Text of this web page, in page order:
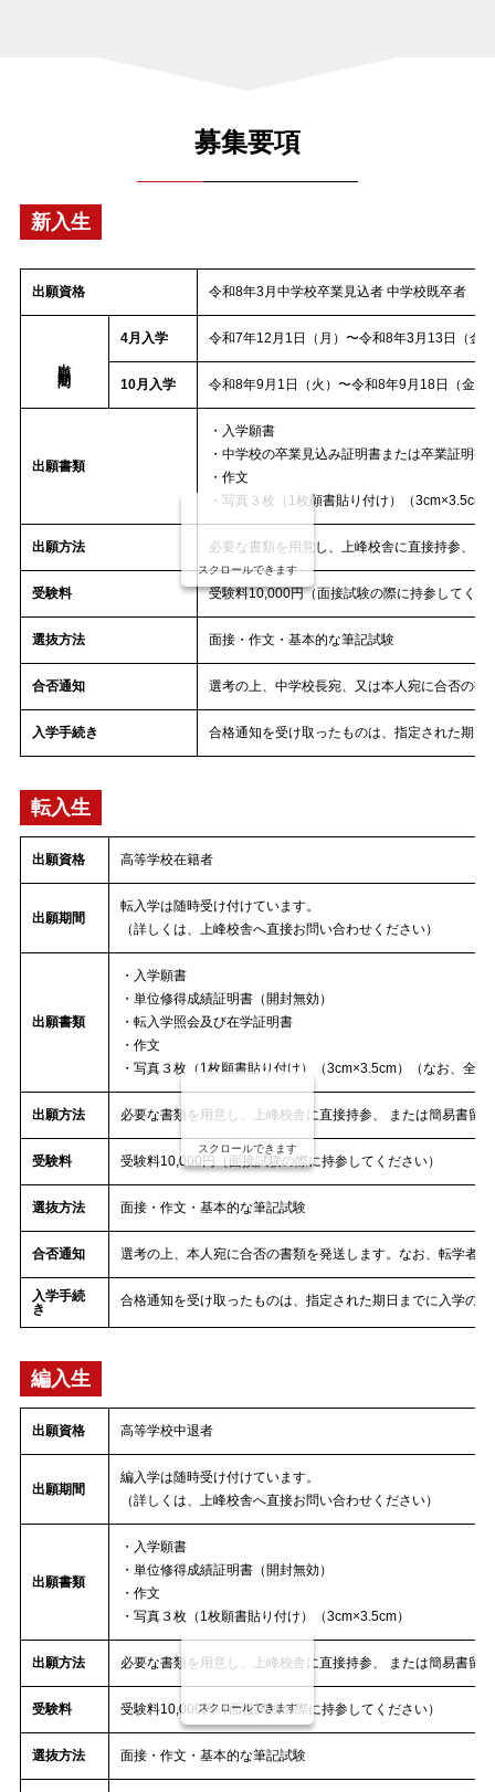
募集要項
新入生
出願資格 令和8年3月中学校卒業見込者 中学校既卒者
出願期間
4月入学 令和7年12月1日（月）〜令和8年3月13日（金
10月入学 令和8年9月1日（火）〜令和8年9月18日（金）
出願書類
・入学願書
・中学校の卒業見込み証明書または卒業証明
・作文
・写真３枚（1枚願書貼り付け）（3cm×3.5cm
出願方法 必要な書類を用意し、上峰校舎に直接持参、
受験料 受験料10,000円（面接試験の際に持参してくだ
選抜方法 面接・作文・基本的な筆記試験
合否通知 選考の上、中学校長宛、又は本人宛に合否の書
入学手続き 合格通知を受け取ったものは、指定された期
スクロールできます
転入生
出願資格 高等学校在籍者
出願期間
転入学は随時受け付けています。
（詳しくは、上峰校舎へ直接お問い合わせください）
出願書類
・入学願書
・単位修得成績証明書（開封無効）
・転入学照会及び在学証明書
・作文
・写真３枚（1枚願書貼り付け）（3cm×3.5cm）（なお、全
出願方法 必要な書類を用意し、上峰校舎に直接持参、 または簡易書留
受験料 受験料10,000円（面接試験の際に持参してください）
選抜方法 面接・作文・基本的な筆記試験
合否通知 選考の上、本人宛に合否の書類を発送します。なお、転学者
入学手続
き
合格通知を受け取ったものは、指定された期日までに入学の
スクロールできます
編入生
出願資格 高等学校中退者
出願期間
編入学は随時受け付けています。
（詳しくは、上峰校舎へ直接お問い合わせください）
出願書類
・入学願書
・単位修得成績証明書（開封無効）
・作文
・写真３枚（1枚願書貼り付け）（3cm×3.5cm）
出願方法 必要な書類を用意し、上峰校舎に直接持参、 または簡易書留
受験料 受験料10,000円（面接試験の際に持参してください）
選抜方法 面接・作文・基本的な筆記試験
スクロールできます